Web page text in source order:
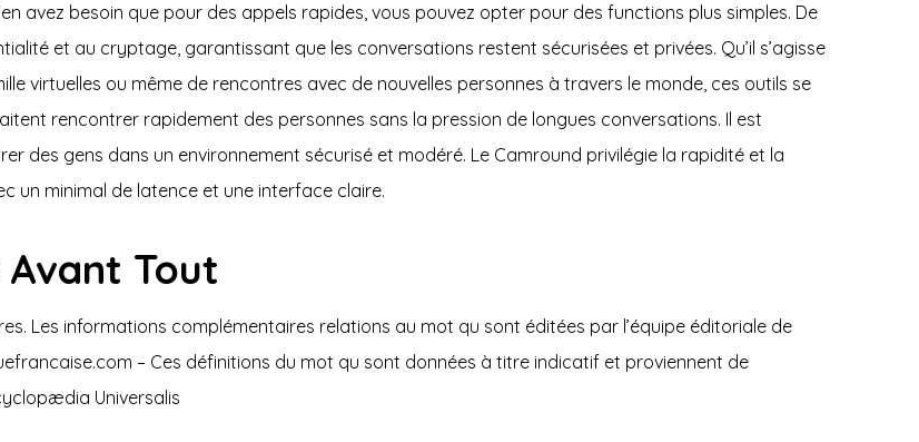
avez besoin que pour des appels rapides, vous pouvez opter pour des functions plus simples. De
et au cryptage, garantissant que les conversations restent sécurisées et privées. Qu’il s’agisse
virtuelles ou même de rencontres avec de nouvelles personnes à travers le monde, ces outils se
rencontrer rapidement des personnes sans la pression de longues conversations. Il est
des gens dans un environnement sécurisé et modéré. Le Camround privilégie la rapidité et la
un minimal de latence et une interface claire.
Tout
Les informations complémentaires relations au mot qu sont éditées par l’équipe éditoriale de
– Ces définitions du mot qu sont données à titre indicatif et proviennent de
Universalis